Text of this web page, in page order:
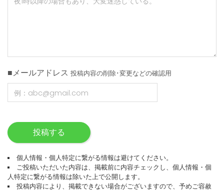
■メールアドレス 投稿内容の削除･変更などの確認用
投稿する
個人情報・個人特定に繋がる情報は避けてください。
ご投稿いただいた内容は、掲載前に内容チェックし、個人情報・個
人特定に繋がる情報は除いた上で公開します。
投稿内容により、掲載できない場合がございますので、予めご容赦